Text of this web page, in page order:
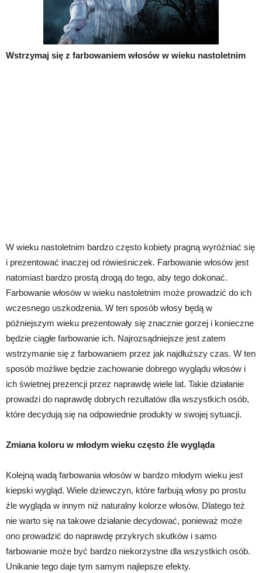
Wstrzymaj się z farbowaniem włosów w wieku nastoletnim
W wieku nastoletnim bardzo często kobiety pragną wyróżniać się
i prezentować inaczej od rówieśniczek. Farbowanie włosów jest
natomiast bardzo prostą drogą do tego, aby tego dokonać.
Farbowanie włosów w wieku nastoletnim może prowadzić do ich
wczesnego uszkodzenia. W ten sposób włosy będą w
późniejszym wieku prezentowały się znacznie gorzej i konieczne
będzie ciągłe farbowanie ich. Najrozsądniejsze jest zatem
wstrzymanie się z farbowaniem przez jak najdłuższy czas. W ten
sposób możliwe będzie zachowanie dobrego wyglądu włosów i
ich świetnej prezencji przez naprawdę wiele lat. Takie działanie
prowadzi do naprawdę dobrych rezultatów dla wszystkich osób,
które decydują się na odpowiednie produkty w swojej sytuacji.
Zmiana koloru w młodym wieku często źle wygląda
Kolejną wadą farbowania włosów w bardzo młodym wieku jest
kiepski wygląd. Wiele dziewczyn, które farbują włosy po prostu
źle wygląda w innym niż naturalny kolorze włosów. Dlatego też
nie warto się na takowe działanie decydować, ponieważ może
ono prowadzić do naprawdę przykrych skutków i samo
farbowanie może być bardzo niekorzystne dla wszystkich osób.
Unikanie tego daje tym samym najlepsze efekty.